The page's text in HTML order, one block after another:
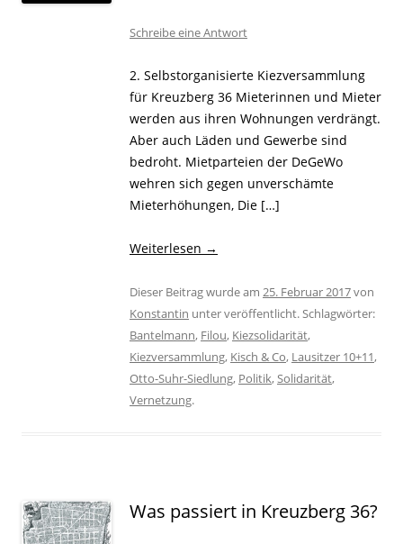
Schreibe eine Antwort
2. Selbstorganisierte Kiezversammlung
für Kreuzberg 36 Mieterinnen und Mieter
werden aus ihren Wohnungen verdrängt.
Aber auch Läden und Gewerbe sind
bedroht. Mietparteien der DeGeWo
wehren sich gegen unverschämte
Mieterhöhungen, Die […]
Weiterlesen →
Dieser Beitrag wurde am 25. Februar 2017von
Konstantin unter veröffentlicht. Schlagwörter:
Bantelmann, Filou, Kiezsolidarität,
Kiezversammlung, Kisch & Co, Lausitzer 10+11,
Otto-Suhr-Siedlung, Politik,Solidarität,
Vernetzung.
Was passiert in Kreuzberg 36?